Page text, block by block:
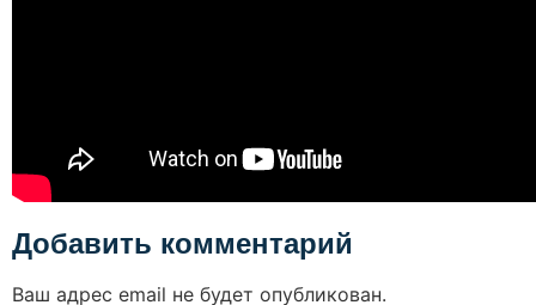
Добавить комментарий
Ваш адрес email не будет опубликован.